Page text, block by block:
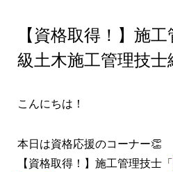
【資格取得！】施
級土木施工管理技士
こんにちは！
本日は資格応援のコーナー👏
【資格取得！】施工管理技士「